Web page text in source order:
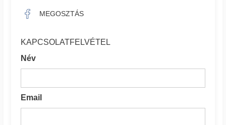
MEGOSZTÁS
KAPCSOLATFELVÉTEL
Név
Email